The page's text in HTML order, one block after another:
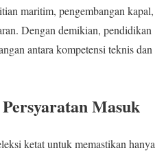
maritim, pengembangan kapal,
Dengan demikian, pendidikan
antara kompetensi teknis dan
Masuk
ketat untuk memastikan hanya